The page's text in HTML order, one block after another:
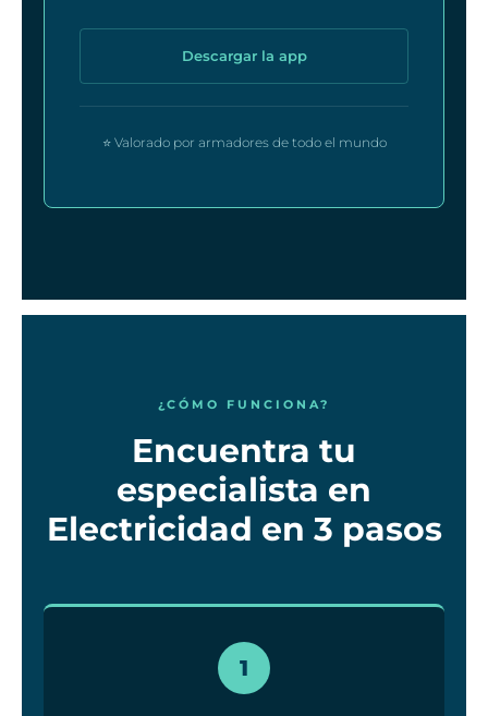
Descargar la app
⭐ Valorado por armadores de todo el mundo
¿CÓMO FUNCIONA?
Encuentra tu
especialista en
Electricidad en 3 pasos
1